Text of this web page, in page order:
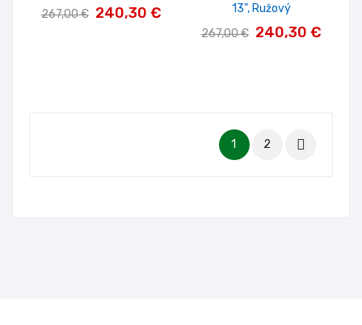
267,00 € 240,30 €
13", Ružový
267,00 € 240,30 €
1 2 